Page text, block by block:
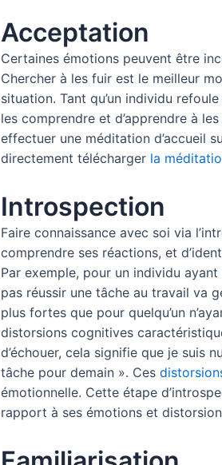
Acceptation
Certaines émotions peuvent être
Chercher à les fuir est le meilleur
situation. Tant qu’un individu
les comprendre et d’apprendre à
effectuer une méditation d’accueil
directement télécharger la
Introspection
Faire connaissance avec soi via
comprendre ses réactions, et
Par exemple, pour un individu
pas réussir une tâche au travail va
plus fortes que pour quelqu’un
distorsions cognitives
d’échouer, cela signifie que je suis
tâche pour demain ». Ces
émotionnelle. Cette étape
rapport à ses émotions et